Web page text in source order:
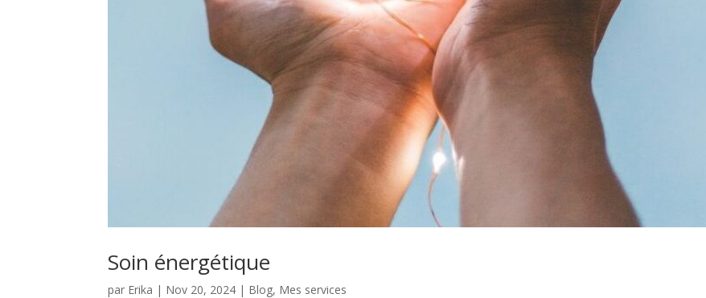
Soin énergétique
par Erika | Nov 20, 2024 | Blog, Mes services